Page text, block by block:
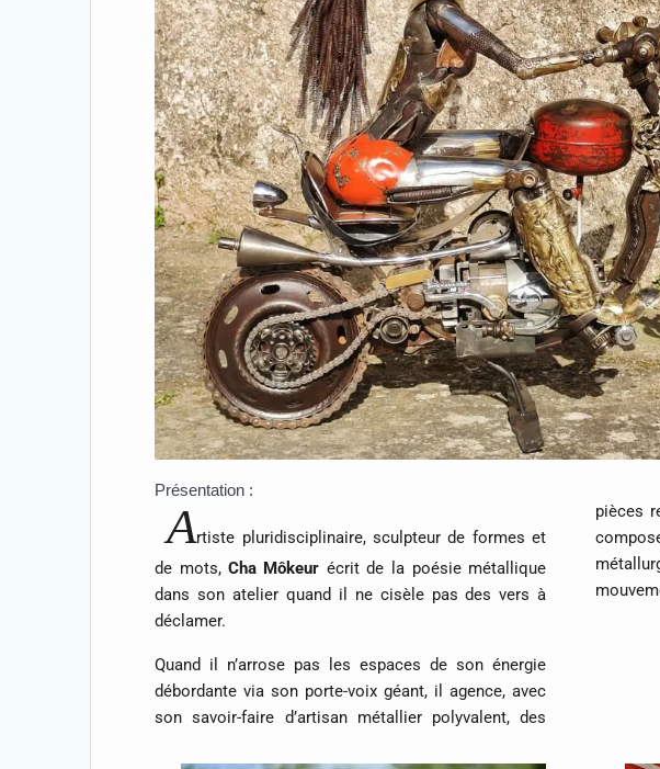
Présentation :
Artiste pluridisciplinaire, sculpteur de formes et
de mots,Cha Môkeur écrit de la poésie métallique
dans son atelier quand il ne cisèle pas des vers à
déclamer.
Quand il n’arrose pas les espaces de son énergie
débordante via son porte-voix géant, il agence, avec
son savoir-faire d’artisan métallier polyvalent, des
pièces